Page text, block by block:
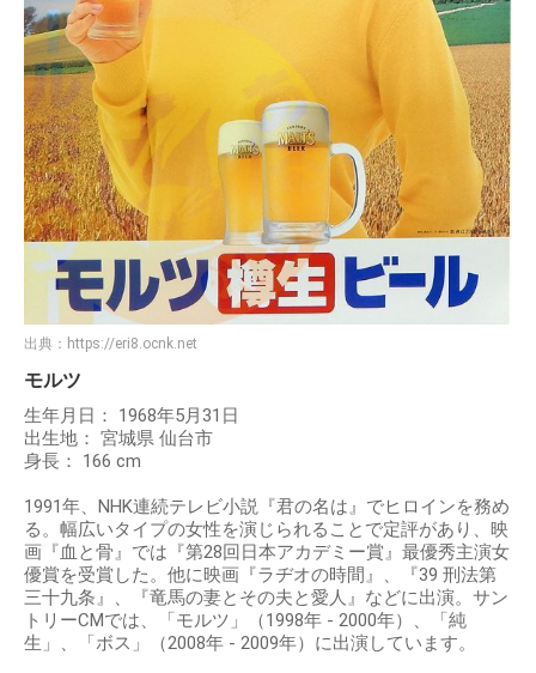
出典： https://eri8.ocnk.net
モルツ
生年月日： 1968年5月31日
出生地： 宮城県 仙台市
身長： 166 cm
1991年、NHK連続テレビ小説『君の名は』でヒロインを務め
る。幅広いタイプの女性を演じられることで定評があり、映
画『血と骨』では『第28回日本アカデミー賞』最優秀主演女
優賞を受賞した。他に映画『ラヂオの時間』、『39 刑法第
三十九条』、『竜馬の妻とその夫と愛人』などに出演。サン
トリーCMでは、「モルツ」（1998年 - 2000年）、「純
生」、「ボス」（2008年 - 2009年）に出演しています。